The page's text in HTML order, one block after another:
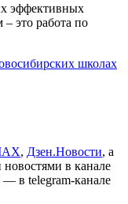
эффективных
это работа по
школах
, Дзен.Новости, а
в канале
— в telegram-канале